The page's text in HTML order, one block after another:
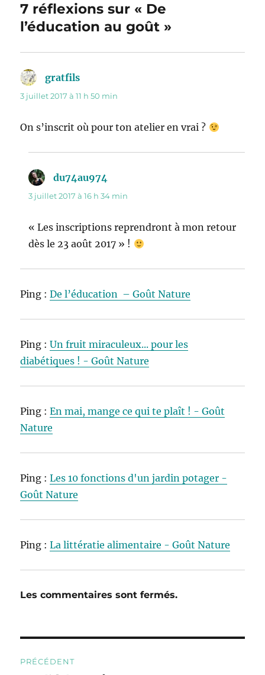
7 réflexions sur « De
l’éducation au goût »
gratfils
3 juillet 2017 à 11 h 50 min
On s’inscrit où pour ton atelier en vrai ?
du74au974
3 juillet 2017 à 16 h 34 min
« Les inscriptions reprendront à mon retour
dès le 23 août 2017 » !
Ping :De l’éducation – Goût Nature
Ping :Un fruit miraculeux... pour les
diabétiques ! - Goût Nature
Ping :En mai, mange ce qui te plaît ! - Goût
Nature
Ping :Les 10 fonctions d'un jardin potager -
Goût Nature
Ping :La littératie alimentaire - Goût Nature
Les commentaires sont fermés.
PRÉCÉDENT